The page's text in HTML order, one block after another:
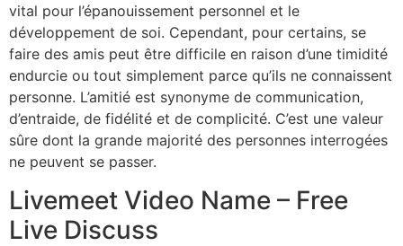
vital pour l’épanouissement personnel et le
développement de soi. Cependant, pour certains, se
faire des amis peut être difficile en raison d’une timidité
endurcie ou tout simplement parce qu’ils ne connaissent
personne. L’amitié est synonyme de communication,
d’entraide, de fidélité et de complicité. C’est une valeur
sûre dont la grande majorité des personnes interrogées
ne peuvent se passer.
Livemeet Video Name – Free
Live Discuss